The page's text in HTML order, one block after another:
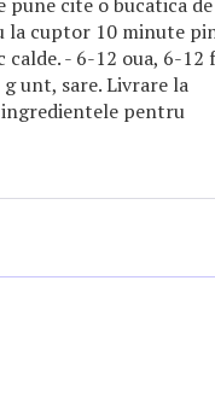
la cuptor 10 minute
calde. - 6-12 oua, 6-12
g unt, sare. Livrare la
pentru